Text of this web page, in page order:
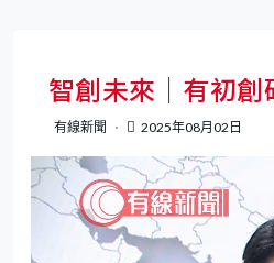
智創未來｜有初
有線新聞 2025年08月02日